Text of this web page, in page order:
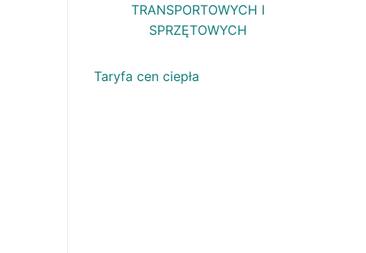
TRANSPORTOWYCH I
SPRZĘTOWYCH
Taryfa cen ciepła